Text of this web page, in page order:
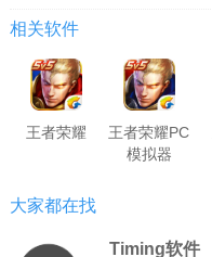
相关软件
王者荣耀
王者荣耀PC
模拟器
大家都在找
Timing软件